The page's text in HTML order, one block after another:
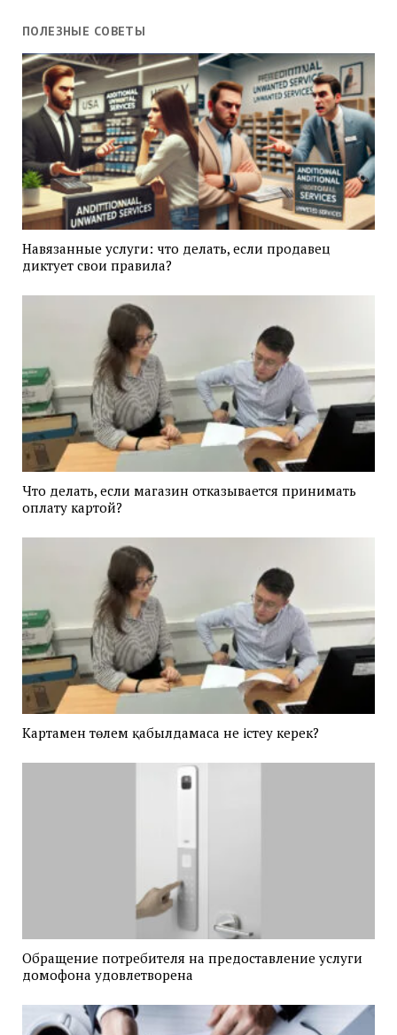
ПОЛЕЗНЫЕ СОВЕТЫ
Навязанные услуги: что делать, если продавец
диктует свои правила?
Что делать, если магазин отказывается принимать
оплату картой?
Картамен төлем қабылдамаса не істеу керек?
Обращение потребителя на предоставление услуги
домофона удовлетворена